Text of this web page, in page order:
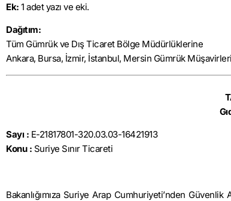
Ek: 1 adet yazı ve eki.
Dağıtım:
Tüm Gümrük ve Dış Ticaret Bölge Müdürlüklerine
Ankara, Bursa, İzmir, İstanbul, Mersin Gümrük
Sayı : E-21817801-320.03.03-16421913
Konu : Suriye Sınır Ticareti
Bakanlığımıza Suriye Arap Cumhuriyeti’nden